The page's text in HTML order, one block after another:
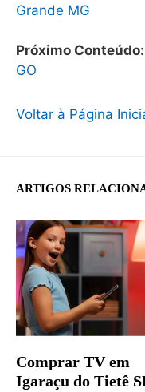
Grande MG
Próximo Conteúdo:
GO
Voltar à Página
ARTIGOS
Comprar TV em
Igaraçu do Tietê